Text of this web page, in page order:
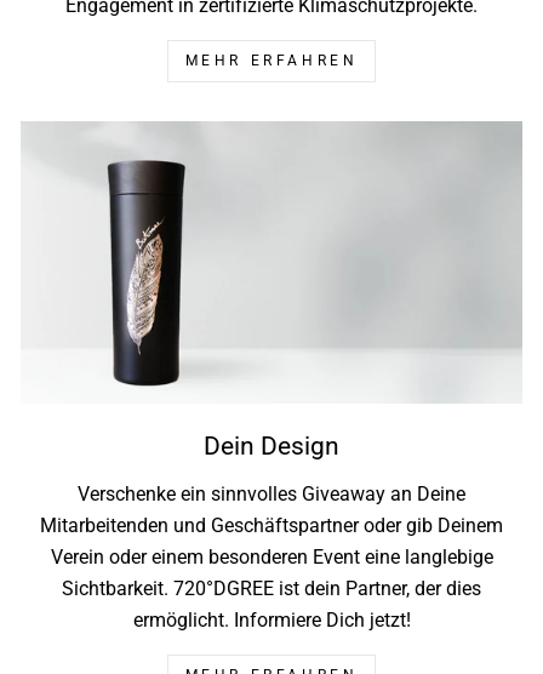
Engagement in zertifizierte Klimaschutzprojekte.
MEHR ERFAHREN
Dein Design
Verschenke ein sinnvolles Giveaway an Deine
Mitarbeitenden und Geschäftspartner oder gib Deinem
Verein oder einem besonderen Event eine langlebige
Sichtbarkeit. 720°DGREE ist dein Partner, der dies
ermöglicht. Informiere Dich jetzt!